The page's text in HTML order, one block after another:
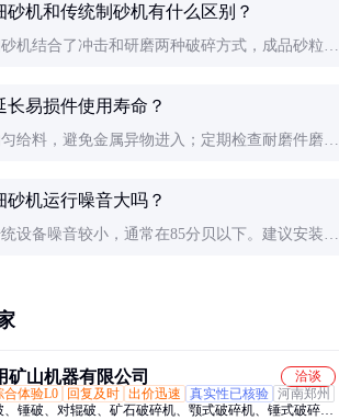
砂机和传统制砂机有什么区别？
机结合了冲击和研磨两种破碎方式，成品砂粒形
碎，砂子针片状含量高。
长易损件使用寿命？
给料，避免金属异物进入；定期检查耐磨件磨损
砂机运行噪音大吗？
设备噪音较小，通常在85分贝以下。建议安装在
矿山机器有限公司
洽谈
合体验L0 回复及时 出价迅速 真实性已核验 河南郑州
、锤破、对辊破、矿石破碎机、颚式破碎机、锤式破碎